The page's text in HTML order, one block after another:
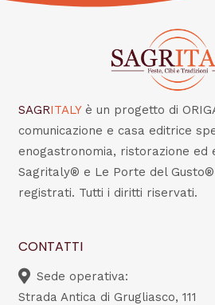
SAGRITALY è un progetto di
comunicazione e casa editrice
enogastronomia, ristorazione ed
Sagritaly® e Le Porte del
registrati. Tutti i diritti riservati.
CONTATTI
Sede operativa:
Strada Antica di Grugliasco, 111